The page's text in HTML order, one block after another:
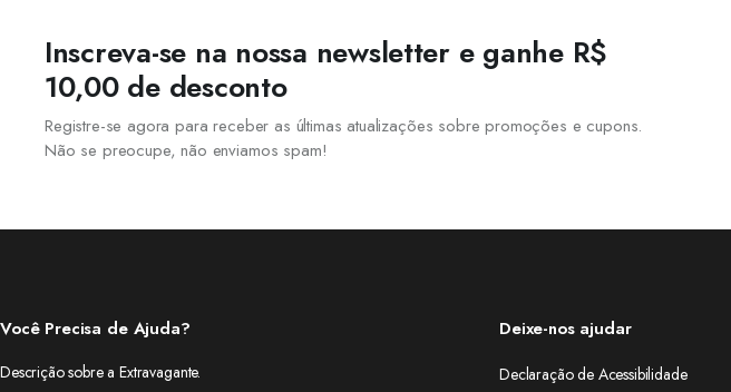
Inscreva-se na nossa newsletter e ganhe R$
10,00 de desconto
Registre-se agora para receber as últimas atualizações sobre promoções e cupons.
Não se preocupe, não enviamos spam!
Você Precisa de Ajuda?
Descrição sobre a Extravagante.
Deixe-nos ajudar
Declaração de Acessibilidade